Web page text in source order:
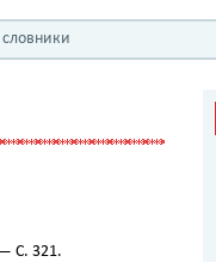
словники
С. 321.